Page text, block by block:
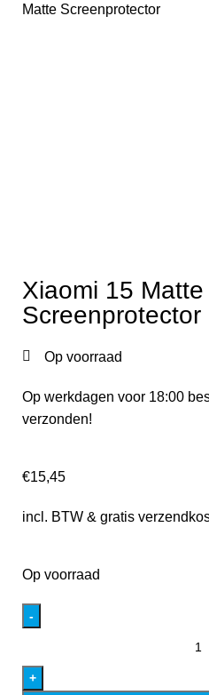
Matte Screenprotector
Xiaomi 15 Matte
Screenprotector
Op voorraad
Op werkdagen voor 18:00
verzonden!
€15,45
incl. BTW & gratis
Op voorraad